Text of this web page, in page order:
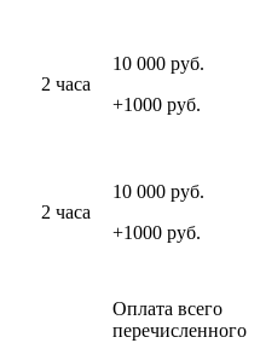
2 часа
10 000 руб.
+1000 руб.
2 часа
10 000 руб.
+1000 руб.
Оплата всего
перечисленного